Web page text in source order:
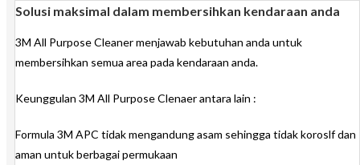
Solusi maksimal dalam membersihkan kendaraan anda
3M All Purpose Cleaner menjawab kebutuhan anda untuk
membersihkan semua area pada kendaraan anda.
Keunggulan 3M All Purpose Clenaer antara lain :
Formula 3M APC tidak mengandung asam sehingga tidak koroslf dan
aman untuk berbagai permukaan